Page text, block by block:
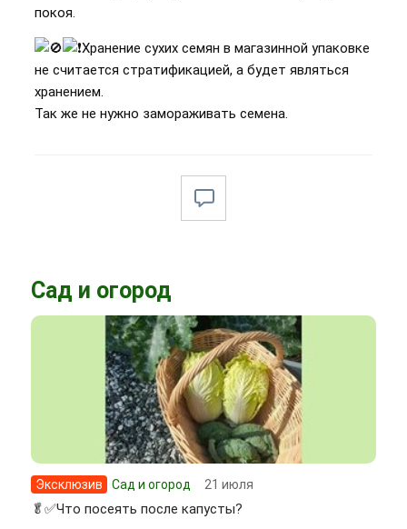
покоя.
Хранение сухих семян в магазинной упаковке
не считается стратификацией, а будет являться
хранением.
Так же не нужно замораживать семена.
Сад и огород
Эксклюзив Сад и огород 21 июля
🥬✅Что посеять после капусты?